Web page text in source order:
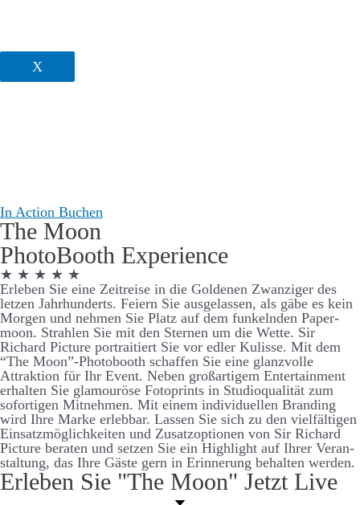
X
In Action Buchen
The Moon
Photo­Booth Experience
★ ★ ★ ★ ★
Er­­­leben Sie eine Zeit­­­­reise in die Goldenen Zwanziger des
letzen Jahr­­­hunderts. Feiern Sie aus­­­­ge­­­­lassen, als gäbe es kein
Morgen und nehmen Sie Platz auf dem funkelnden Paper­­­­
moon. Strahlen Sie mit den Sternen um die Wette. Sir
Richard Picture portraitiert Sie vor edler Kulisse. Mit dem
“The Moon”-Photo­­­booth schaffen Sie eine glanz­­­­volle
Attraktion für Ihr Event. Neben groß­­­artigem Enter­­­­tain­ment
er­­­halten Sie glamouröse Foto­­­­prints in Studio­­­qualität zum
sofort­igen Mit­­­­nehmen. Mit einem individuellen Brand­­ing
wird Ihre Marke er­­leb­­bar. Lassen Sie sich zu den viel­­­fält­igen
Ein­­­satz­­­möglich­­­keiten und Zu­­satz­­­­optionen von Sir Richard
Picture be­­raten und setzen Sie ein High­­­light auf Ihrer Ver­­­an­­
stalt­­ung, das Ihre Gäste gern in Er­­­­inner­­ung be­­­halten werden.
Er­leben Sie "The Moon" Jetzt Live